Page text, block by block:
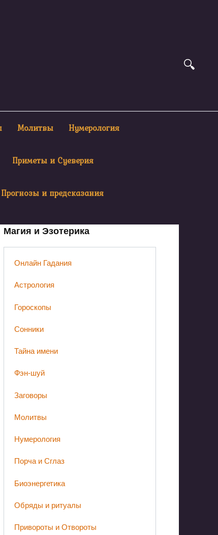
Молитвы Нумерология
Приметы и Суеверия
Прогнозы и предсказания
Магия и Эзотерика
Онлайн Гадания
Астрология
Гороскопы
Сонники
Тайна имени
Фэн-шуй
Заговоры
Молитвы
Нумерология
Порча и Сглаз
Биоэнергетика
Обряды и ритуалы
Привороты и Отвороты